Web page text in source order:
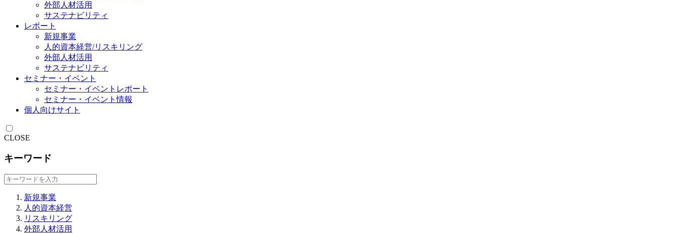
外部人材活用
サステナビリティ
レポート
新規事業
人的資本経営/リスキリング
外部人材活用
サステナビリティ
セミナー・イベント
セミナー・イベントレポート
セミナー・イベント情報
個人向けサイト
CLOSE
キーワード
新規事業
人的資本経営
リスキリング
外部人材活用